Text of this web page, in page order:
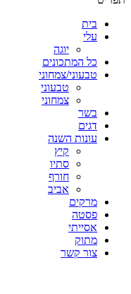
בית
עלי
יוגה
כל המתכונים
טבעוני/צמחוני
טבעוני
צמחוני
בשר
דגים
עונות השנה
קיץ
סתיו
חורף
אביב
מרקים
פסטה
אסייתי
מתוק
צור קשר